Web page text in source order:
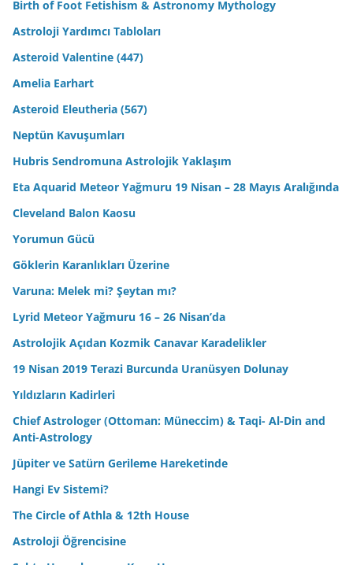
Birth of Foot Fetishism & Astronomy Mythology
Astroloji Yardımcı Tabloları
Asteroid Valentine (447)
Amelia Earhart
Asteroid Eleutheria (567)
Neptün Kavuşumları
Hubris Sendromuna Astrolojik Yaklaşım
Eta Aquarid Meteor Yağmuru 19 Nisan – 28 Mayıs Aralığında
Cleveland Balon Kaosu
Yorumun Gücü
Göklerin Karanlıkları Üzerine
Varuna: Melek mi? Şeytan mı?
Lyrid Meteor Yağmuru 16 – 26 Nisan’da
Astrolojik Açıdan Kozmik Canavar Karadelikler
19 Nisan 2019 Terazi Burcunda Uranüsyen Dolunay
Yıldızların Kadirleri
Chief Astrologer (Ottoman: Müneccim) & Taqi- Al-Din and
Anti-Astrology
Jüpiter ve Satürn Gerileme Hareketinde
Hangi Ev Sistemi?
The Circle of Athla & 12th House
Astroloji Öğrencisine